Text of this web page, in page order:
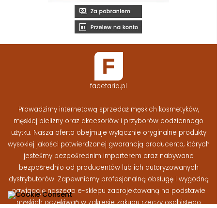
facetaria.pl
Prowadzimy internetową sprzedaż męskich kosmetyków,
męskiej bielizny oraz akcesoriów i przyborów codziennego
użytku. Nasza oferta obejmuje wyłącznie oryginalne produkty
wysokiej jakości potwierdzonej gwarancją producenta, których
jesteśmy bezpośrednim importerem oraz nabywane
bezpośrednio od producentów lub ich autoryzowanych
dystrybutorów. Zapewniamy profesjonalną obsługę i wygodną
nawigację naszego e-sklepu zaprojektowaną na podstawie
męskich oczekiwań w zakresie zakupu rzeczy osobistego